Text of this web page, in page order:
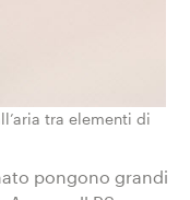
tra elementi di
pongono grandi